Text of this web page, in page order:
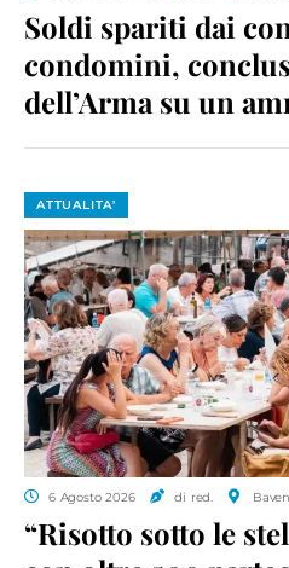
Soldi spariti dai
condomini,
dell’Arma su un
ATTUALITA'
6 Agosto 2026 di red.
“Risotto sotto le